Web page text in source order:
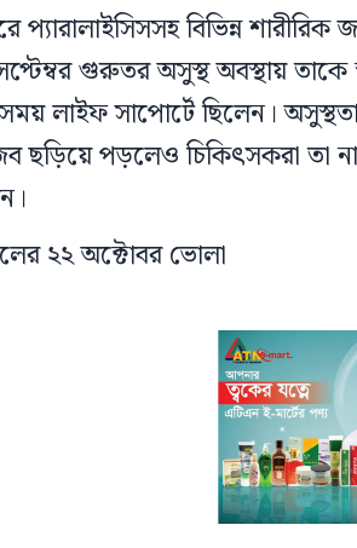
প্যারালাইসিসসহ বিভিন্ন
গুরুতর অসুস্থ অবস্থায় তাকে
সময় লাইফ সাপোর্টে ছিলেন।
পড়লেও চিকিৎসকরা তা
২২ অক্টোবর ভোলা